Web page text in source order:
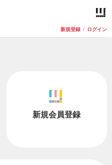
新規登録 / ログイン
新規会員登録